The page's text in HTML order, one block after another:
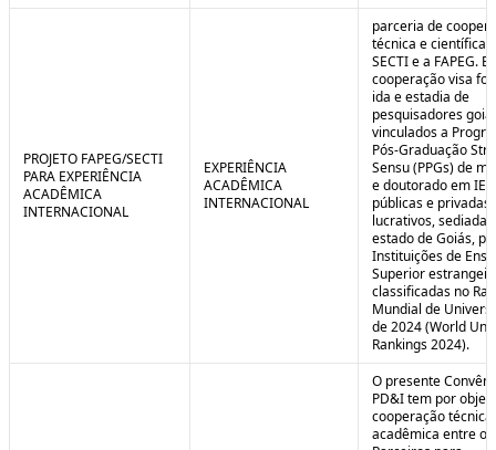
PROJETO FAPEG/SECTI
PARA EXPERIÊNCIA
ACADÊMICA
INTERNACIONAL
EXPERIÊNCIA
ACADÊMICA
INTERNACIONAL
parceria de
técnica e científica
SECTI e a FAPEG.
cooperação visa
ida e estadia de
pesquisadores
vinculados a
Pós-Graduação
Sensu (PPGs) de
e doutorado em IES
públicas e privadas
lucrativos,
estado de Goiás,
Instituições de
Superior
classificadas no
Mundial de
de 2024 (World
Rankings 2024).
O presente
PD&I tem por
cooperação técnica
acadêmica entre os